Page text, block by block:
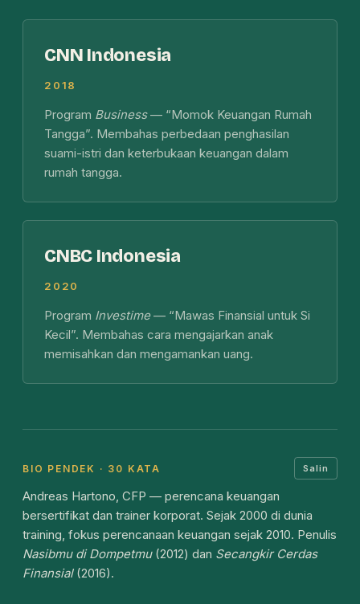
CNN Indonesia
2018
Program Business— “Momok Keuangan Rumah
Tangga”. Membahas perbedaan penghasilan
suami-istri dan keterbukaan keuangan dalam
rumah tangga.
CNBC Indonesia
2020
Program Investime— “Mawas Finansial untuk Si
Kecil”. Membahas cara mengajarkan anak
memisahkan dan mengamankan uang.
BIO PENDEK · 30 KATA Salin
Andreas Hartono, CFP — perencana keuangan
bersertifikat dan trainer korporat. Sejak 2000 di dunia
training, fokus perencanaan keuangan sejak 2010. Penulis
Nasibmu di Dompetmu(2012) dan Secangkir Cerdas
Finansial(2016).